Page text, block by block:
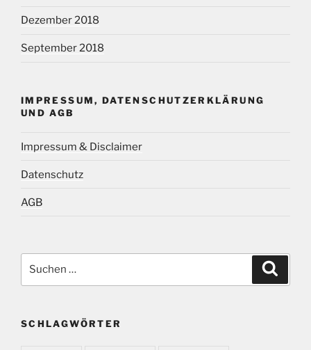
Dezember 2018
September 2018
IMPRESSUM, DATENSCHUTZERKLÄRUNG
UND AGB
Impressum & Disclaimer
Datenschutz
AGB
nach:
SCHLAGWÖRTER